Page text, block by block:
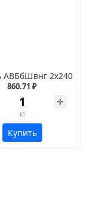
АВБбШвнг 2х240
860.71 ₽
м
Купить